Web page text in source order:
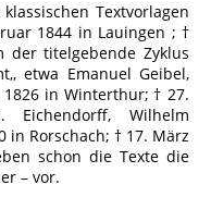
Textvorlagen
1844 in Lauingen ; †
der titelgebende Zyklus
etwa Emanuel Geibel,
in Winterthur; † 27.
Wilhelm
in Rorschach; † 17. März
schon die Texte die
– vor.